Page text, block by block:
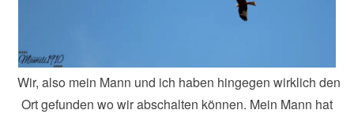
Wir, also mein Mann und ich haben hingegen wirklich den
Ort gefunden wo wir abschalten können. Mein Mann hat